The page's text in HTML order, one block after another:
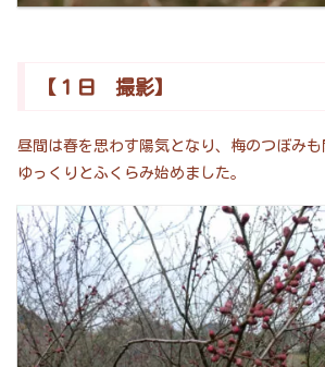
【１日 撮影】
昼間は春を思わす陽気となり、梅のつぼみも
ゆっくりとふくらみ始めました。